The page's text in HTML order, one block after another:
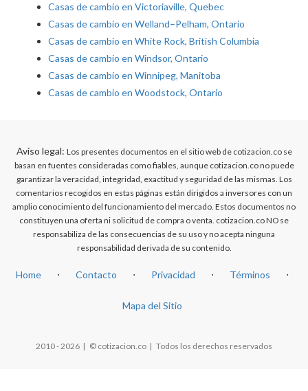
Casas de cambio en Victoriaville, Quebec
Casas de cambio en Welland–Pelham, Ontario
Casas de cambio en White Rock, British Columbia
Casas de cambio en Windsor, Ontario
Casas de cambio en Winnipeg, Manitoba
Casas de cambio en Woodstock, Ontario
Aviso legal: Los presentes documentos en el sitio web de cotizacion.co se
basan en fuentes consideradas como fiables, aunque cotizacion.co no puede
garantizar la veracidad, integridad, exactitud y seguridad de las mismas. Los
comentarios recogidos en estas páginas están dirigidos a inversores con un
amplio conocimiento del funcionamiento del mercado. Estos documentos no
constituyen una oferta ni solicitud de compra o venta. cotizacion.co NO se
responsabiliza de las consecuencias de su uso y no acepta ninguna
responsabilidad derivada de su contenido.
Home ⋅ Contacto ⋅ Privacidad ⋅ Términos ⋅
Mapa del Sitio
2010 - 2026 | © cotizacion.co | Todos los derechos reservados